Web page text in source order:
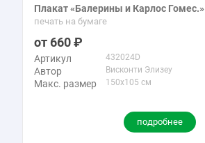
Плакат «Балерины и Карлос Гомес.»
печать на бумаге
660
Артикул 432024D
Автор Висконти Элизеу
Макс. размер 150x105 см
подробнее